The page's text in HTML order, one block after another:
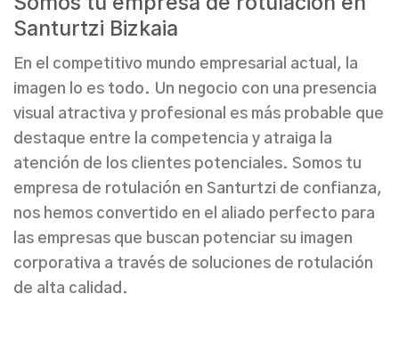
Santurtzi Bizkaia
En el competitivo mundo empresarial actual, la
imagen lo es todo. Un negocio con una presencia
visual atractiva y profesional es más probable que
destaque entre la competencia y atraiga la
atención de los clientes potenciales. Somos tu
empresa de rotulación en Santurtzi de confianza,
nos hemos convertido en el aliado perfecto para
las empresas que buscan potenciar su imagen
corporativa a través de soluciones de rotulación
de alta calidad .